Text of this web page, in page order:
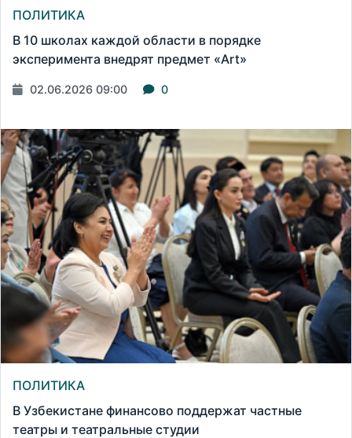
ПОЛИТИКА
В 10 школах каждой области в порядке
эксперимента внедрят предмет «Art»
02.06.2026 09:00 0
ПОЛИТИКА
В Узбекистане финансово поддержат частные
театры и театральные студии